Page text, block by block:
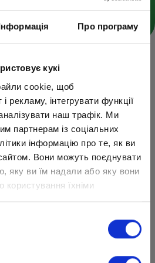
Про програму
кукі
cookie, щоб
рекламу, інтегрувати функції
наш трафік. Ми
партнерам із соціальних
інформацію про те, як ви
Вони можуть поєднувати
яку ви їм надали або яку вони
користування їхніми
базовые черты
и учись» сочетает
гарантируя быстрое